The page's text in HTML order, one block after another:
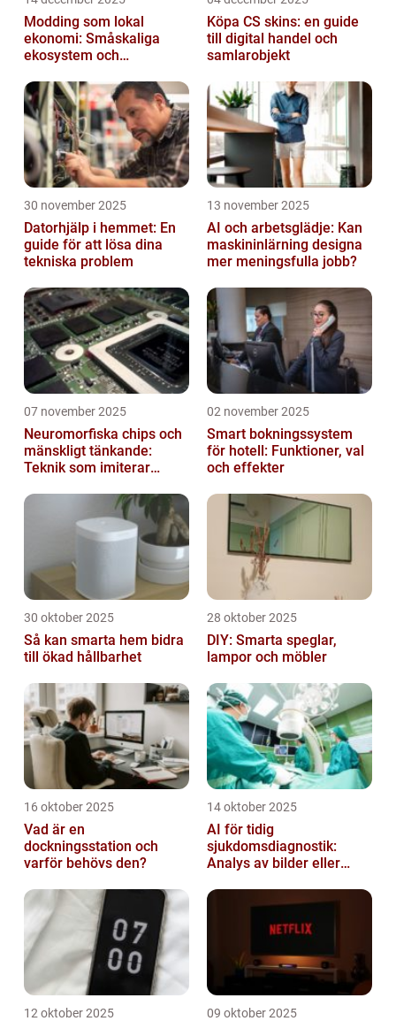
Modding som lokal
ekonomi: Småskaliga
ekosystem och
Köpa CS skins: en guide
till digital handel och
samlarobjekt
30 november 2025
Datorhjälp i hemmet: En
guide för att lösa dina
tekniska problem
13 november 2025
AI och arbetsglädje: Kan
maskininlärning designa
mer meningsfulla jobb?
07 november 2025
Neuromorfiska chips och
mänskligt tänkande:
Teknik som imiterar
02 november 2025
Smart bokningssystem
för hotell: Funktioner, val
och effekter
30 oktober 2025
Så kan smarta hem bidra
till ökad hållbarhet
28 oktober 2025
DIY: Smarta speglar,
lampor och möbler
16 oktober 2025
Vad är en
dockningsstation och
varför behövs den?
14 oktober 2025
AI för tidig
sjukdomsdiagnostik:
Analys av bilder eller
12 oktober 2025 09 oktober 2025